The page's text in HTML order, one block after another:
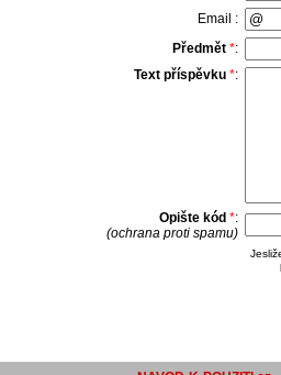
Email :
Předmět *:
Text příspěvku *:
Opište kód *:
(ochrana proti spamu)